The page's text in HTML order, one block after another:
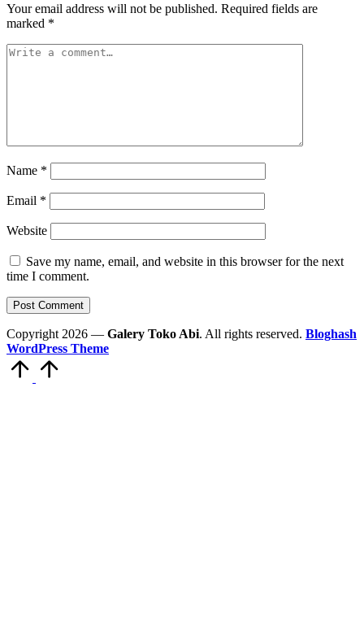
Your email address will not be published. Required fields are
marked *
Name *
Email *
Website
Save my name, email, and website in this browser for the next
time I comment.
Copyright 2026 — Galery Toko Abi. All rights reserved. Bloghash
WordPress Theme